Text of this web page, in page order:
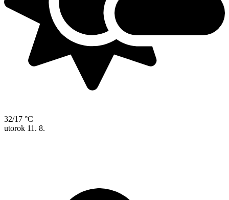
32/17 °C
utorok 11. 8.